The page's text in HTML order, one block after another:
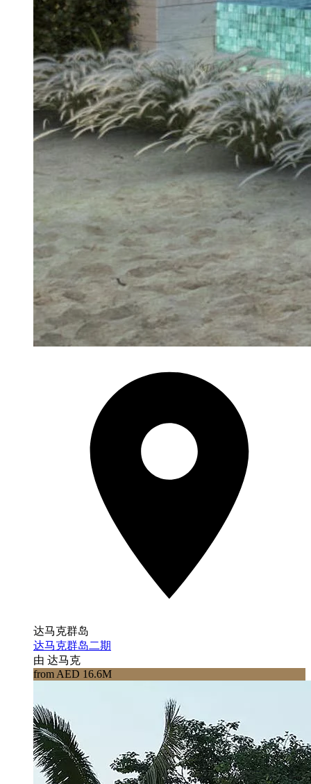
达马克群岛
达马克群岛二期
由 达马克
from AED 16.6M